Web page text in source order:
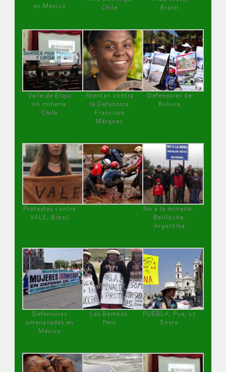
en México
Chile
Brasil
Valle de Elqui
sin minería.
Chile
Atentan contra
la Defensora
Francisca
Márquez
Defensoras de
Bolivia
Protestas contra
VALE, Brasil
No a la minería ,
Bariloche,
Argentina
Defensoras
amenazadas en
México
Las Bambas,
Perú
PUEBLA, Pue, 27
Enero